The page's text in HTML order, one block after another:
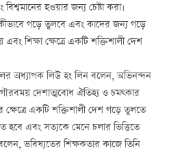
হওয়ার জন্য চেষ্টা করা।
গড়ে তুলবে এবং কাদের জন্য গড়ে
শিক্ষা ক্ষেত্রে একটি শক্তিশালী দেশ
অধ্যাপক লিউ হং লিন বলেন, অভিনন্দন
গৌরবময় দেশাত্মবোধ ঐতিহ্য ও চমত্কার
ক্ষেত্রে একটি শক্তিশালী দেশ গড়ে তুলতে
হবে এবং সত্যকে মেনে চলার ভিত্তিতে
ভবিষ্যতের শিক্ষকতার কাজে তিনি